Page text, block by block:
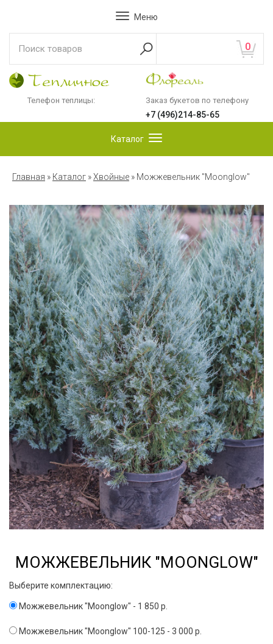
Меню
0
Телефон теплицы: Заказ букетов по телефону
+7 (496)214-85-65
Каталог
Главная » Каталог »Хвойные » Можжевельник "Moonglow"
МОЖЖЕВЕЛЬНИК "MOONGLOW"
Выберите комплектацию:
Можжевельник "Moonglow" - 1 850 р.
Можжевельник "Moonglow" 100-125 - 3 000 р.